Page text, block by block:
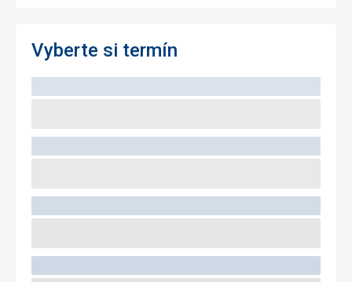
Vyberte si termín